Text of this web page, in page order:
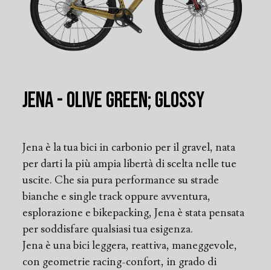
Jena - Olive Green; Glossy
Jena è la tua bici in carbonio per il gravel, nata
per darti la più ampia libertà di scelta nelle tue
uscite. Che sia pura performance su strade
bianche e single track oppure avventura,
esplorazione e bikepacking, Jena è stata pensata
per soddisfare qualsiasi tua esigenza.
Jena è una bici leggera, reattiva, maneggevole,
con geometrie racing-confort, in grado di